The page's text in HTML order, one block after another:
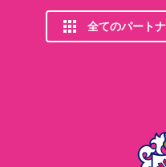
全てのパート